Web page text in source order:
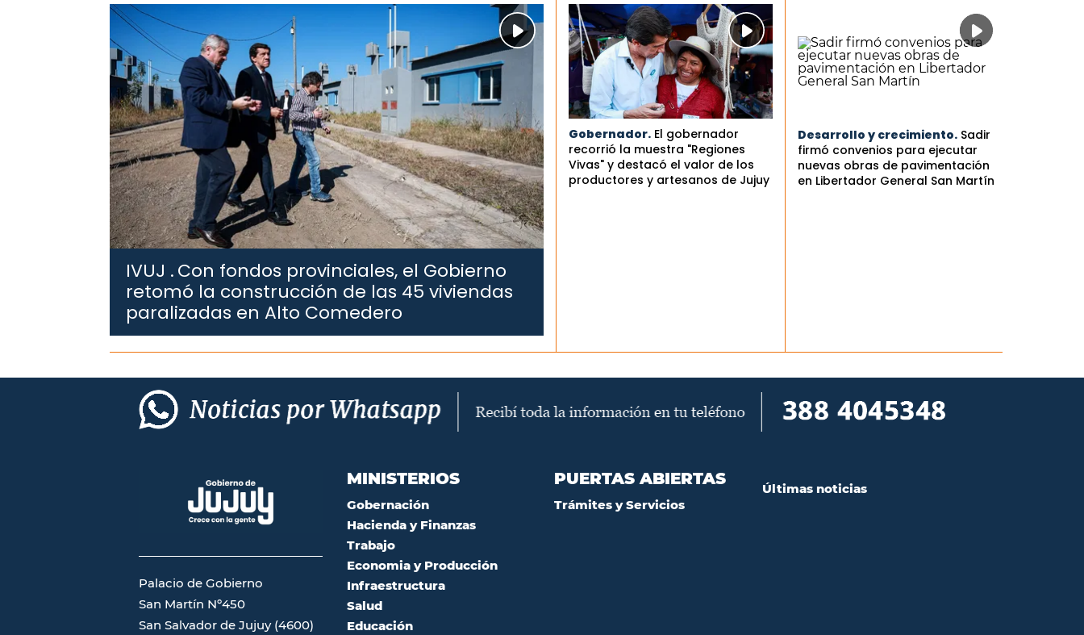
IVUJ .Con fondos provinciales, el Gobierno
retomó la construcción de las 45 viviendas
paralizadas en Alto Comedero
Gobernador. El gobernador
recorrió la muestra "Regiones
Vivas" y destacó el valor de los
productores y artesanos de Jujuy
Desarrollo y crecimiento. Sadir
firmó convenios para ejecutar
nuevas obras de pavimentación
en Libertador General San Martín
Palacio de Gobierno
San Martín Nº450
San Salvador de Jujuy (4600)
MINISTERIOS
Gobernación
Hacienda y Finanzas
Trabajo
Economia y Producción
Infraestructura
Salud
Educación
PUERTAS ABIERTAS
Trámites y Servicios
Últimas noticias